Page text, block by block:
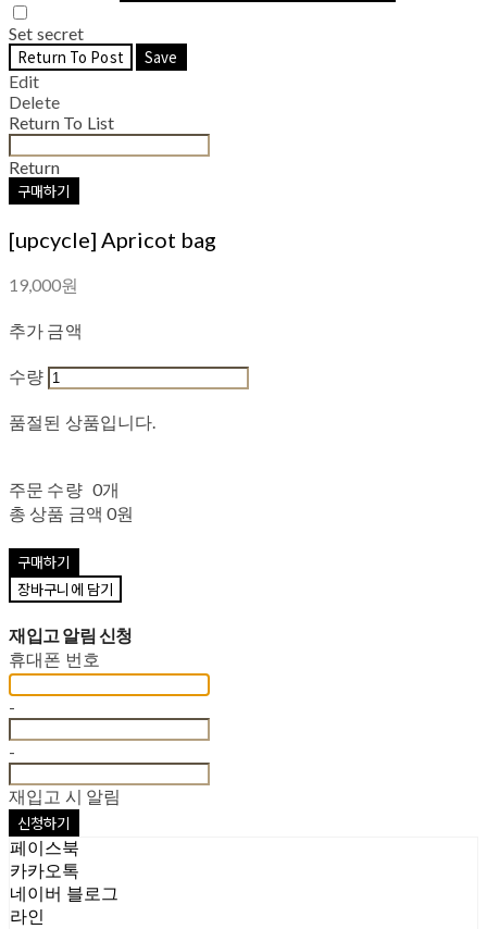
Set secret
Return To Post
Save
Edit
Delete
Return To List
Return
구매하기
[upcycle] Apricot bag
19,000원
추가 금액
수량
품절된 상품입니다.
주문 수량 0개
총 상품 금액 0원
구매하기
장바구니에 담기
재입고 알림 신청
휴대폰 번호
-
-
재입고 시 알림
신청하기
페이스북
카카오톡
네이버 블로그
라인